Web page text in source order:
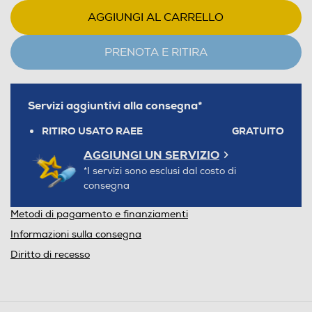
AGGIUNGI AL CARRELLO
PRENOTA E RITIRA
Servizi aggiuntivi alla consegna*
RITIRO USATO RAEE GRATUITO
AGGIUNGI UN SERVIZIO
*I servizi sono esclusi dal costo di
consegna
Metodi di pagamento e finanziamenti
Informazioni sulla consegna
Diritto di recesso